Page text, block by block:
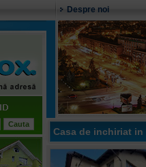
Despre noi
Casa de inchiriat